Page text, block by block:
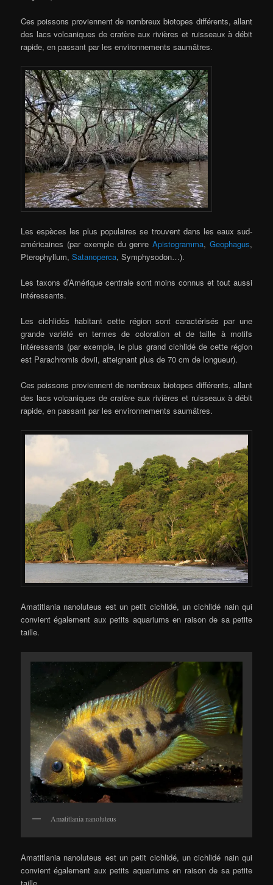
Ces poissons proviennent de nombreux biotopes différents, allant
des lacs volcaniques de cratère aux rivières et ruisseaux à débit
rapide, en passant par les environnements saumâtres.
Les espèces les plus populaires se trouvent dans les eaux sud-
américaines (par exemple du genreApistogramma, Geophagus,
Pterophyllum,Satanoperca, Symphysodon…).
Les taxons d’Amérique centrale sont moins connus et tout aussi
intéressants.
Les cichlidés habitant cette région sont caractérisés par une
grande variété en termes de coloration et de taille à motifs
intéressants (par exemple, le plus grand cichlidé de cette région
est Parachromis dovii, atteignant plus de 70 cm de longueur).
Ces poissons proviennent de nombreux biotopes différents, allant
des lacs volcaniques de cratère aux rivières et ruisseaux à débit
rapide, en passant par les environnements saumâtres.
Amatitlania nanoluteus est un petit cichlidé, un cichlidé nain qui
convient également aux petits aquariums en raison de sa petite
taille.
Amatitlania nanoluteus
Amatitlania nanoluteus est un petit cichlidé, un cichlidé nain qui
convient également aux petits aquariums en raison de sa petite
taille.